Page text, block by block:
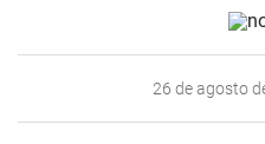
26 de agosto